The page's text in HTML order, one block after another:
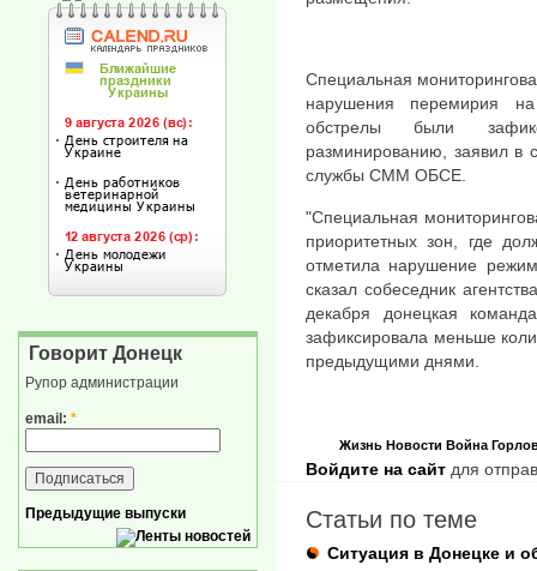
Специальная
нарушения перемирия
обстрелы были
разминированию, заявил в
службы СММ ОБСЕ.
"Специальная
приоритетных зон, где
отметила нарушение
сказал собеседник
декабря донецкая
зафиксировала меньше
предыдущими днями.
Жизнь Новости Война
Войдите на сайт для
Статьи по теме
Ситуация в Донецке и
Говорит Донецк
Рупор администрации
email: *
Предыдущие выпуски